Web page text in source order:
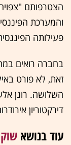
הצטרפותם
והמערכת
פעילותה
בחברה רואים
זאת, לא פורט
השלושה. רונן
דירקטוריון
עוד בנושא